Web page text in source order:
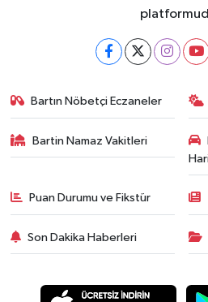
Bartın Nöbetçi Eczaneler
Bartin Namaz Vakitleri
Puan Durumu ve Fikstür
Son Dakika Haberleri